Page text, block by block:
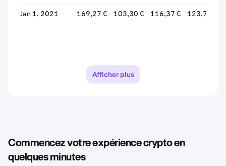
Jan 1, 2021 169,27 € 103,30 € 116,37 € 123,77 €
Afficher plus
Commencez votre expérience crypto en
quelques minutes